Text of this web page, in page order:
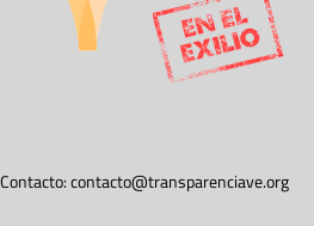
Contacto:contacto@transparenciave.org